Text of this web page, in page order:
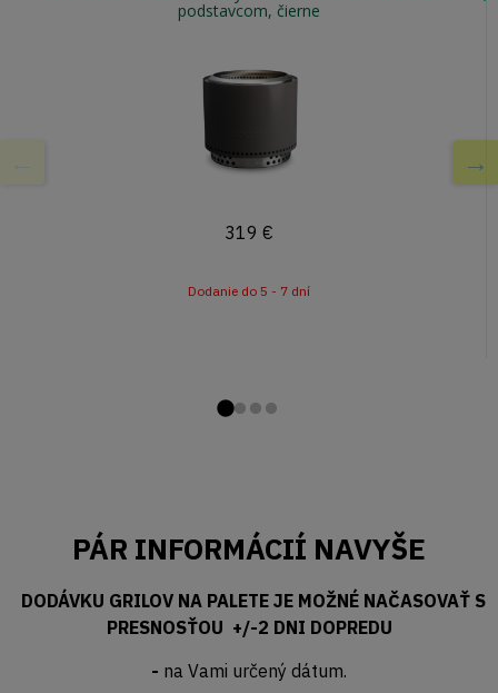
podstavcom, čierne
319 €
Dodanie do 5 - 7 dní
Prejsďż˝ na
Prejsďż˝ na
Prejsďż˝ na
Prejsďż˝ na
PÁR INFORMÁCIÍ NAVYŠE
DODÁVKU GRILOV NA PALETE JE MOŽNÉ NAČASOVAŤ S
PRESNOSŤOU +/-2 DNI DOPREDU
- na Vami určený dátum.